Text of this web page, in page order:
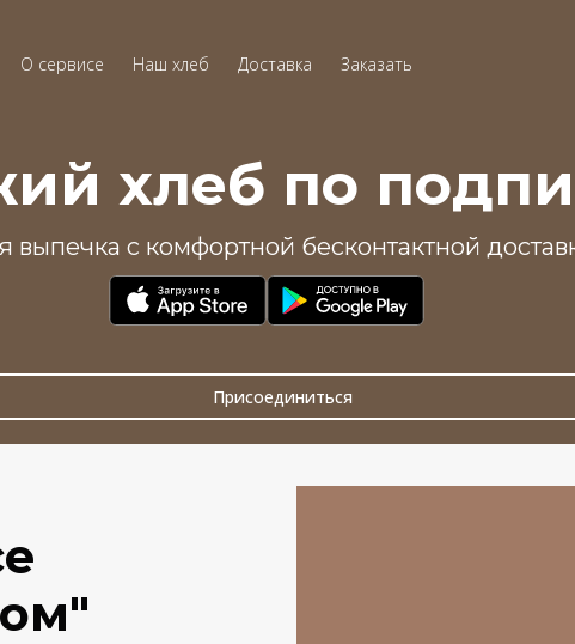
О сервисе Наш хлеб Доставка Заказать
хлеб по
выпечка с комфортной бесконтактной
Присоединиться